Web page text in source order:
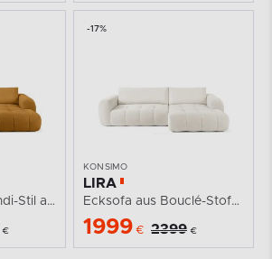
Ecksofa im Japandi-Stil aus Bouclé in Honig, rechts
€
-17%
KONSIMO
LIRA
Ecksofa aus Bouclé-Stoff in Weiß, rechts
1999 € 2399 €